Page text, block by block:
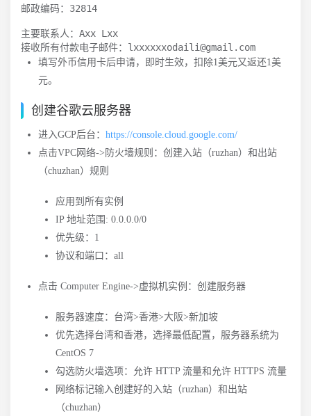
邮政编码：32814
主要联系人：Axx Lxx
接收所有付款电子邮件：lxxxxxxodaili@gmail.com
填写外币信用卡后申请，即时生效，扣除1美元又返还1美
元。
创建谷歌云服务器
进入GCP后台： https://console.cloud.google.com/
点击VPC网络->防火墙规则：创建入站（ruzhan）和出站
（chuzhan）规则
应用到所有实例
IP 地址范围: 0.0.0.0/0
优先级：1
协议和端口：all
点击 Computer Engine->虚拟机实例：创建服务器
服务器速度：台湾>香港>大阪>新加坡
优先选择台湾和香港，选择最低配置，服务器系统为
CentOS 7
勾选防火墙选项：允许 HTTP 流量和允许 HTTPS 流量
网络标记输入创建好的入站（ruzhan）和出站
（chuzhan）